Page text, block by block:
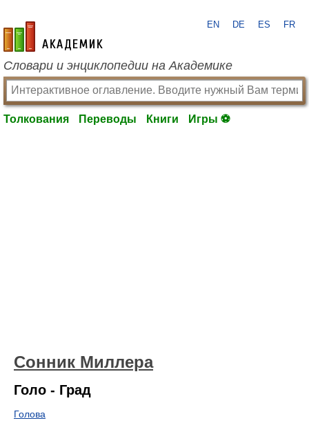
academic.ru
EN DE ES FR
Словари и энциклопедии на Академике
Толкования Переводы Книги Игры ⚽
Сонник Миллера
Голо - Град
Голова